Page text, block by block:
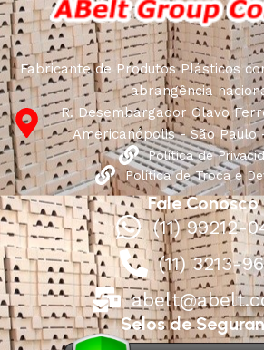
quality of their products, excellent
characteristics, attractive
long period of use of the furniture, as
Fabricante de Produtos Plásticos
abrangência
R. Desembargador Olavo
Americanópolis - São Paulo
Política de
Política de Troca e
Fale Conosco
(11) 99212-
(11) 3213-
Selos de